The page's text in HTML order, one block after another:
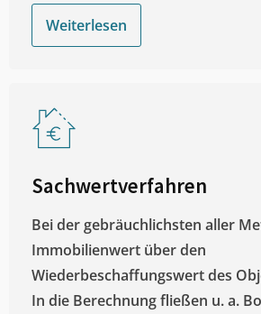
Weiterlesen
Sachwertverfahren
Bei der gebräuchlichsten aller
Immobilienwert über den
Wiederbeschaffungswert des
In die Berechnung fließen u. a.